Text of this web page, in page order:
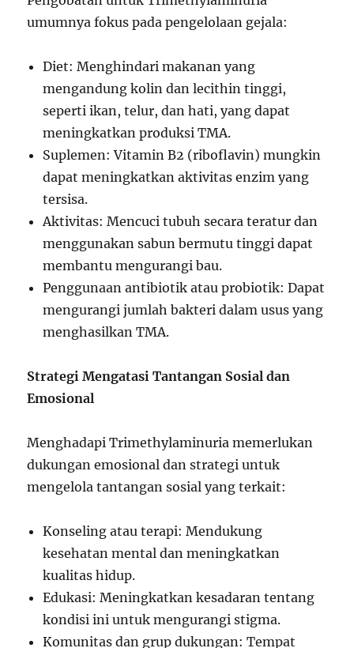
umumnya fokus pada pengelolaan gejala:
Diet: Menghindari makanan yang
mengandung kolin dan lecithin tinggi,
seperti ikan, telur, dan hati, yang dapat
meningkatkan produksi TMA.
Suplemen: Vitamin B2 (riboflavin) mungkin
dapat meningkatkan aktivitas enzim yang
tersisa.
Aktivitas: Mencuci tubuh secara teratur dan
menggunakan sabun bermutu tinggi dapat
membantu mengurangi bau.
Penggunaan antibiotik atau probiotik: Dapat
mengurangi jumlah bakteri dalam usus yang
menghasilkan TMA.
Strategi Mengatasi Tantangan Sosial dan
Emosional
Menghadapi Trimethylaminuria memerlukan
dukungan emosional dan strategi untuk
mengelola tantangan sosial yang terkait:
Konseling atau terapi: Mendukung
kesehatan mental dan meningkatkan
kualitas hidup.
Edukasi: Meningkatkan kesadaran tentang
kondisi ini untuk mengurangi stigma.
Komunitas dan grup dukungan: Tempat